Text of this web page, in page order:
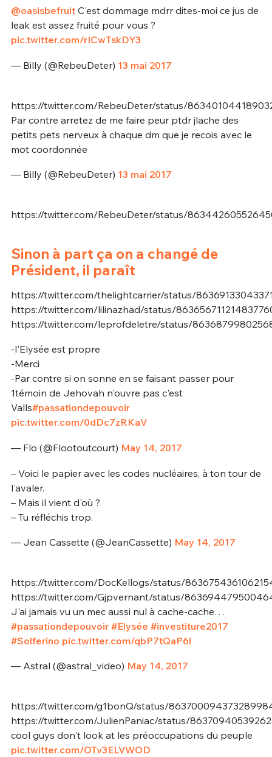
@oasisbefruitC'est dommage mdrr dites-moi ce jus de
leak est assez fruité pour vous ?
pic.twitter.com/rICwTskDY3
— Billy (@RebeuDeter) 13 mai 2017
https://twitter.com/RebeuDeter/status/
Par contre arretez de me faire peur ptdr jlache des
petits pets nerveux à chaque dm que je recois avec le
mot coordonnée
— Billy (@RebeuDeter) 13 mai 2017
https://twitter.com/RebeuDeter/status/
Sinon à part ça on a changé de
Président, il paraît
https://twitter.com/thelightcarrier/status/
https://twitter.com/lilinazhad/status/
https://twitter.com/leprofdeletre/status/
-l'Elysée est propre
-Merci
-Par contre si on sonne en se faisant passer pour
1témoin de Jehovah n'ouvre pas c'est
Valls#passationdepouvoir
pic.twitter.com/0dDc7zRKaV
— Flo (@Flootoutcourt) May 14, 2017
– Voici le papier avec les codes nucléaires, à ton tour de
l'avaler.
– Mais il vient d'où ?
– Tu réfléchis trop.
— Jean Cassette (@JeanCassette) May 14, 2017
https://twitter.com/DocKellogs/status/
https://twitter.com/Gjpvernant/status/
J'ai jamais vu un mec aussi nul à cache-cache…
#passationdepouvoir #Elysée #investiture2017
#Solferino pic.twitter.com/qbP7tQaP6l
— Astral (@astral_video) May 14, 2017
https://twitter.com/g1bonQ/status/
https://twitter.com/JulienPaniac/status/
cool guys don't look at les préoccupations du peuple
pic.twitter.com/OTv3ELVWOD